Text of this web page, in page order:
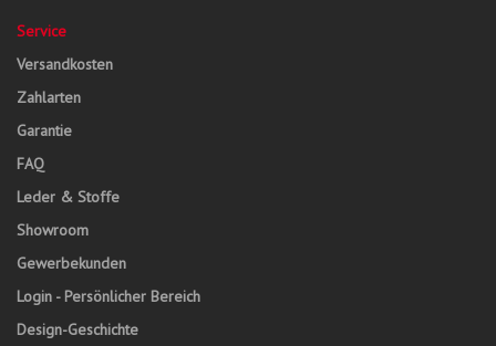
Service
Versandkosten
Zahlarten
Garantie
FAQ
Leder & Stoffe
Showroom
Gewerbekunden
Login - Persönlicher Bereich
Design-Geschichte